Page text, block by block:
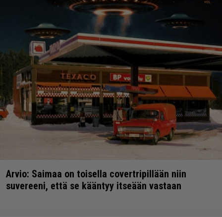
Arvio: Saimaa on toisella covertripillään niin
suvereeni, että se kääntyy itseään vastaan